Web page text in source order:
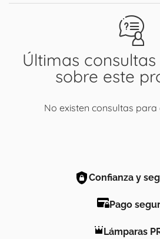
Últimas
sobre este
No existen consultas
Confianza y
Pago
Lámparas